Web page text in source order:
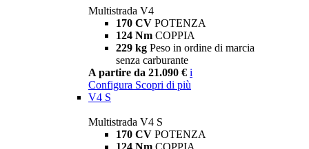
Multistrada V4
170 CV POTENZA
124 Nm COPPIA
229 kg Peso in ordine di marcia
senza carburante
A partire da 21.090 € i
Configura Scopri di più
V4 S
Multistrada V4 S
170 CV POTENZA
124 Nm COPPIA